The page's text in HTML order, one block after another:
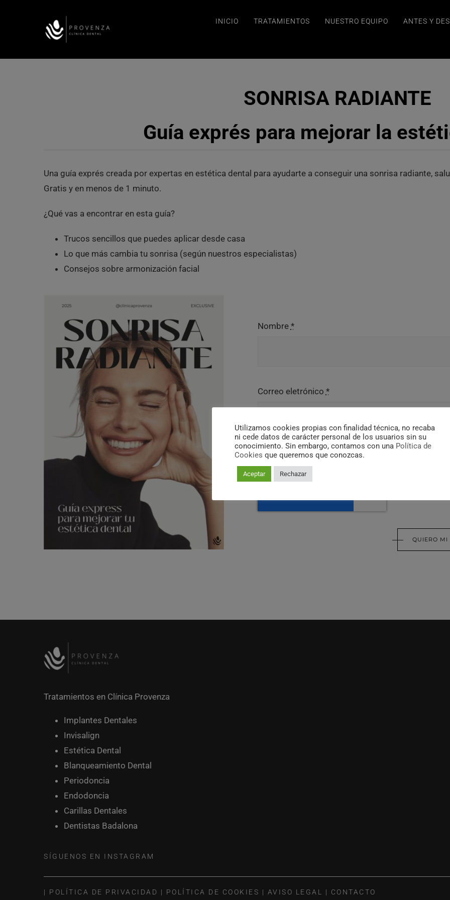
INICIO TRATAMIENTOS NUESTRO EQUIPO ANTES Y
SONRISA RADIANTE
Guía exprés para mejorar la
Una guía exprés creada por expertas en estética dental para ayudarte a conseguir una sonrisa radiante,
Gratis y en menos de 1 minuto.
¿Qué vas a encontrar en esta guía?
Trucos sencillos que puedes aplicar desde casa
Lo que más cambia tu sonrisa (según nuestros especialistas)
Consejos sobre armonización facial
Nombre *
Correo eletrónico *
He leído y acepto laPolítica de privacidad
QUIERO MI
Tratamientos en Clínica Provenza
Implantes Dentales
Invisalign
Estética Dental
Blanqueamiento Dental
Periodoncia
Endodoncia
Carillas Dentales
Dentistas Badalona
SÍGUENOS EN INSTAGRAM
| POLÍTICA DE PRIVACIDAD | POLÍTICA DE COOKIES | AVISO LEGAL | CONTACTO
Utilizamos cookies propias con finalidad técnica, no recaba
ni cede datos de carácter personal de los usuarios sin su
conocimiento. Sin embargo, contamos con una Política de
Cookies que queremos que conozcas.
Aceptar Rechazar